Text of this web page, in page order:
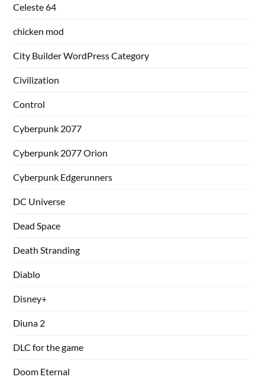
Celeste 64
chicken mod
City Builder WordPress Category
Civilization
Control
Cyberpunk 2077
Cyberpunk 2077 Orion
Cyberpunk Edgerunners
DC Universe
Dead Space
Death Stranding
Diablo
Disney+
Diuna 2
DLC for the game
Doom Eternal